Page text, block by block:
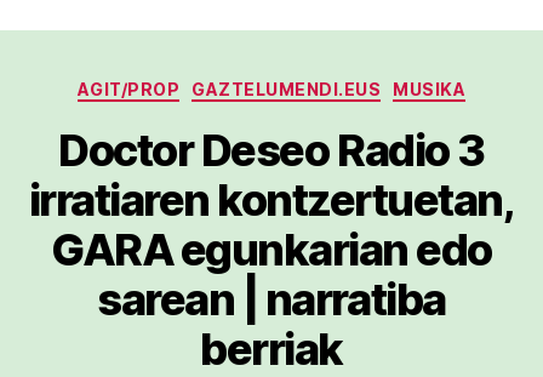
Kategoriak
AGIT/PROP GAZTELUMENDI.EUS MUSIKA
Doctor Deseo Radio 3
irratiaren kontzertuetan,
GARA egunkarian edo
sarean | narratiba
berriak